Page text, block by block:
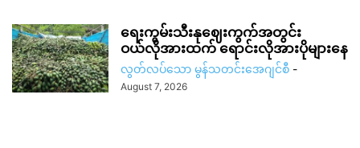
ရေးကွမ်းသီးနုဈေးကွက်အတွင်း
ဝယ်လိုအားထက် ရောင်းလိုအားပိုများနေ
လွတ်လပ်သော မွန်သတင်းအေဂျင်စီ -
August 7, 2026